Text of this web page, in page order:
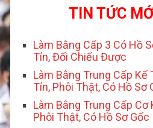
TIN TỨC
Làm Bằng Cấp 3 Có Hồ
Tín, Đối Chiếu Được
Làm Bằng Trung Cấp Kế
Tín, Phôi Thật, Có Hồ Sơ
Làm Bằng Trung Cấp Cơ
Phôi Thật, Có Hồ Sơ Gốc